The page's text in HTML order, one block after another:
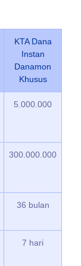
KTA Dana
Instan
Danamon
Khusus
5.000.000
300.000.000
36 bulan
7 hari